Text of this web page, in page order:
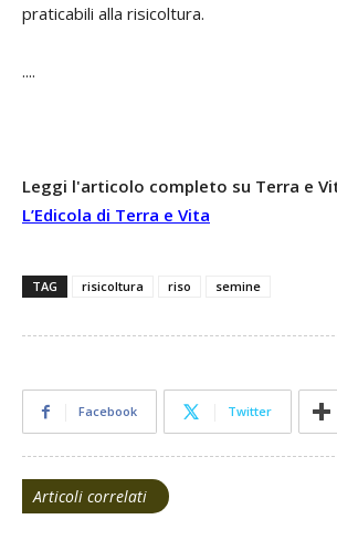
praticabili alla risicoltura.
....
Leggi l'articolo completo su Terra e
L’Edicola di Terra e Vita
TAG risicoltura riso semine
Facebook Twitter
Articoli correlati